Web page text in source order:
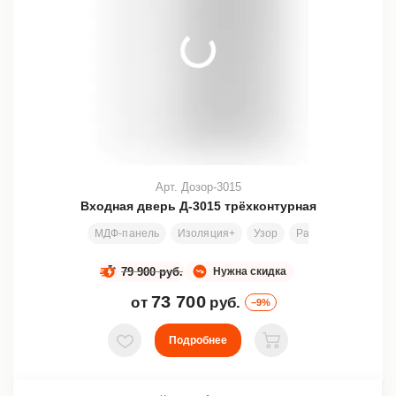
Входная дверь Д-3015 трёхконтурная
МДФ-панель Изоляция+ Узор Размеры под заказ
Арт. Дозор-3015
Нужна скидка
79 900 руб.
от 73 700 руб. –9%
В избранное
Подробнее
В корзину